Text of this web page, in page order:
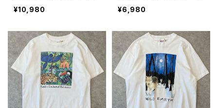
テージ シングルステッチ シ
マウマ ゴリラ イグアナ オコ
0年代 ビンテージ L 2608
0704
¥10,980
ジ 古着 動物 アート 白 90
年代 ビンテージ XL 2608
¥6,980